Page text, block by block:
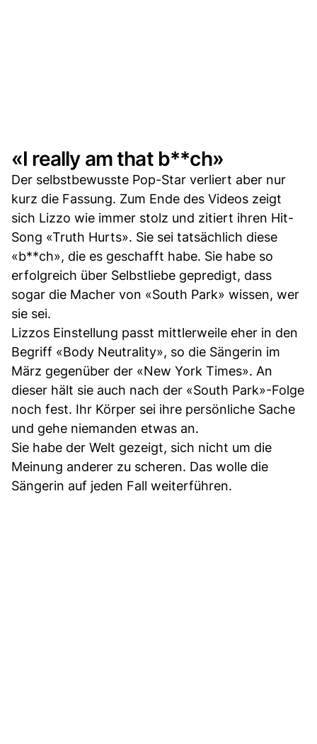
«I really am that b**ch»
Der selbstbewusste Pop-Star verliert aber nur
kurz die Fassung. Zum Ende des Videos zeigt
sich Lizzo wie immer stolz und zitiert ihren Hit-
Song «Truth Hurts». Sie sei tatsächlich diese
«b**ch», die es geschafft habe. Sie habe so
erfolgreich über Selbstliebe gepredigt, dass
sogar die Macher von «South Park» wissen, wer
sie sei.
Lizzos Einstellung passt mittlerweile eher in den
Begriff «Body Neutrality», so die Sängerin im
März gegenüber der «New York Times». An
dieser hält sie auch nach der «South Park»-Folge
noch fest. Ihr Körper sei ihre persönliche Sache
und gehe niemanden etwas an.
Sie habe der Welt gezeigt, sich nicht um die
Meinung anderer zu scheren. Das wolle die
Sängerin auf jeden Fall weiterführen.